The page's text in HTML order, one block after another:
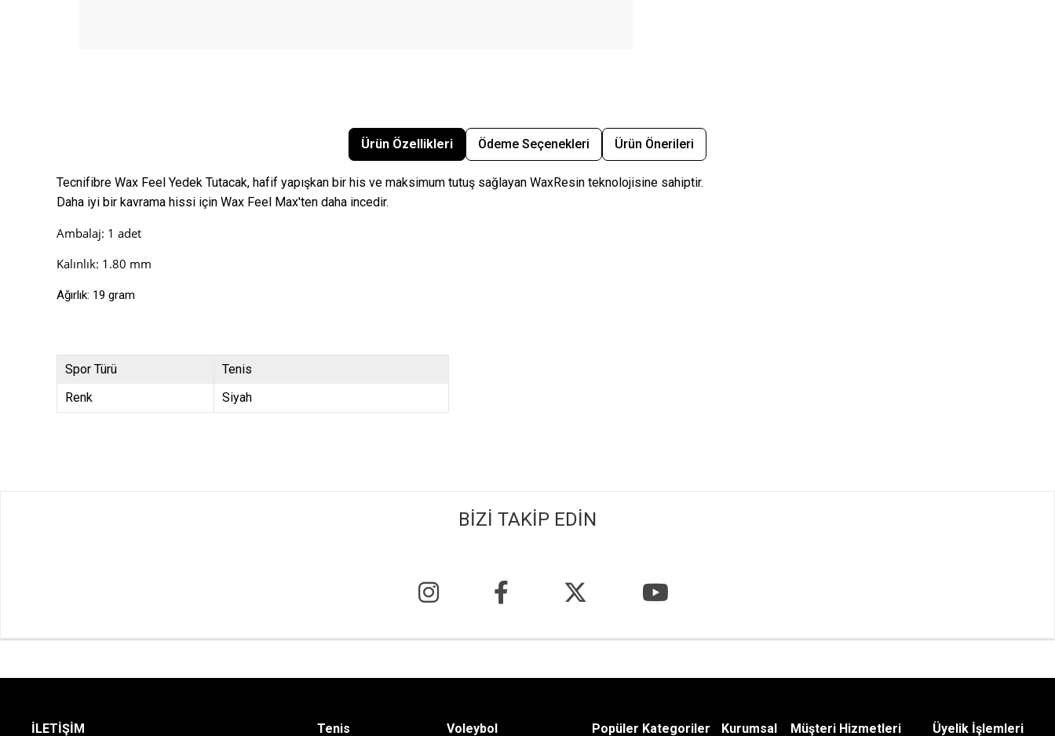
Ürün Özellikleri Ödeme Seçenekleri Ürün Önerileri
Tecnifibre Wax Feel Yedek Tutacak, hafif yapışkan bir his ve maksimum tutuş sağlayan WaxResin teknolojisine sahiptir.
Daha iyi bir kavrama hissi için Wax Feel Max'ten daha incedir.
Ambalaj: 1 adet
Kalınlık: 1.80 mm
Ağırlık: 19 gram
Spor Türü
Tenis
Renk
Siyah
BİZİ TAKİP EDİN
İLETİŞİM Tenis Voleybol Popüler Kategoriler Kurumsal Müşteri Hizmetleri Üyelik İşlemleri